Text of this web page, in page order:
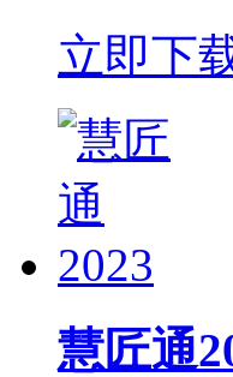
立即下
慧匠通